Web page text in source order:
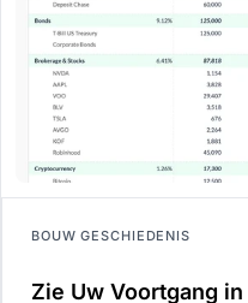
BOUW GESCHIEDENIS
Zie Uw Voortgang